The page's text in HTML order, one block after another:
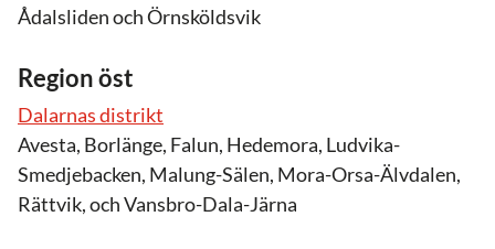
Ådalsliden och Örnsköldsvik
Region öst
Dalarnas distrikt
Avesta, Borlänge, Falun, Hedemora, Ludvika-
Smedjebacken, Malung-Sälen, Mora-Orsa-Älvdalen,
Rättvik, och Vansbro-Dala-Järna